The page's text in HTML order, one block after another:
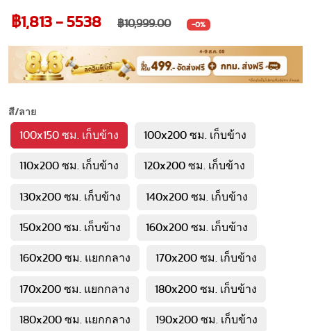
฿1,813 - 5538 ฿10,999.00 -0%
สี/ลาย
100x150 ซม. เก็บข้าง 100x200 ซม. เก็บข้าง
110x200 ซม. เก็บข้าง 120x200 ซม. เก็บข้าง
130x200 ซม. เก็บข้าง 140x200 ซม. เก็บข้าง
150x200 ซม. เก็บข้าง 160x200 ซม. เก็บข้าง
160x200 ซม. แยกกลาง 170x200 ซม. เก็บข้าง
170x200 ซม. แยกกลาง 180x200 ซม. เก็บข้าง
180x200 ซม. แยกกลาง 190x200 ซม. เก็บข้าง